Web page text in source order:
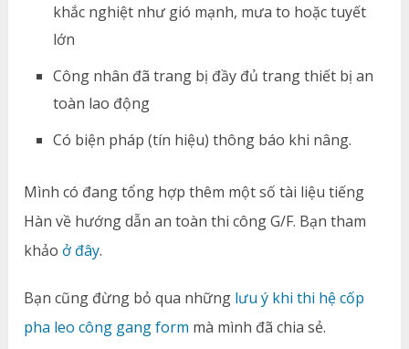
khắc nghiệt như gió mạnh, mưa to hoặc tuyết
lớn
Công nhân đã trang bị đầy đủ trang thiết bị an
toàn lao động
Có biện pháp (tín hiệu) thông báo khi nâng.
Mình có đang tổng hợp thêm một số tài liệu tiếng
Hàn về hướng dẫn an toàn thi công G/F. Bạn tham
khảo ở đây.
Bạn cũng đừng bỏ qua những lưu ý khi thi hệ cốp
pha leo công gang form mà mình đã chia sẻ.